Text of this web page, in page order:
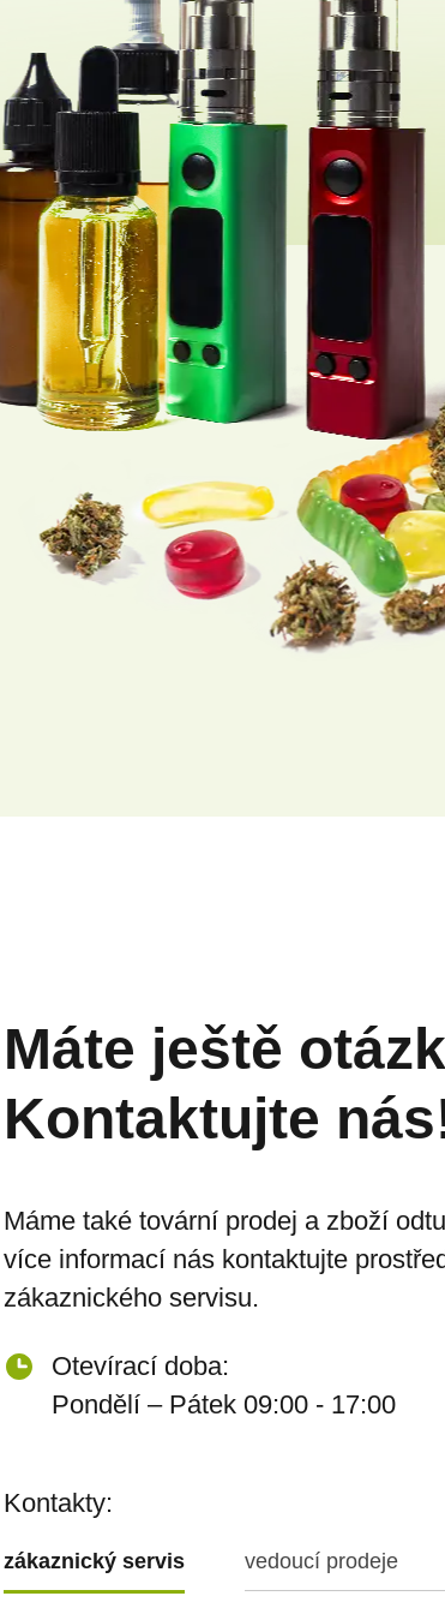
p
i
s
u
Máte ještě
Kontaktujte
Máme také tovární prodej a zboží
více informací nás kontaktujte
zákaznického servisu.
Otevírací doba:
Pondělí – Pátek 09:00 - 17:00
Kontakty:
zákaznický servis vedoucí prodeje